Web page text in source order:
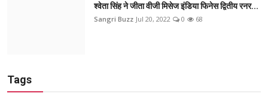
श्वेता सिंह ने जीता वीजी मिसेज इंडिया फिनेस द्वितीय रनर...
Sangri Buzz Jul 20, 2022 0 68
Tags